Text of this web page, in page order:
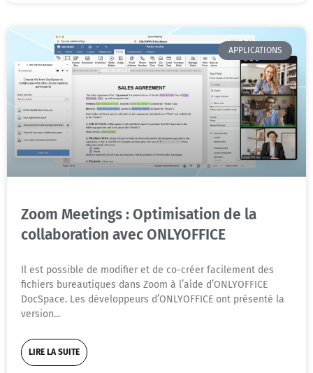
APPLICATIONS
Zoom Meetings : Optimisation de la
collaboration avec ONLYOFFICE
Il est possible de modifier et de co-créer facilement des
fichiers bureautiques dans Zoom à l’aide d’ONLYOFFICE
DocSpace. Les développeurs d’ONLYOFFICE ont présenté la
version
LIRE LA SUITE